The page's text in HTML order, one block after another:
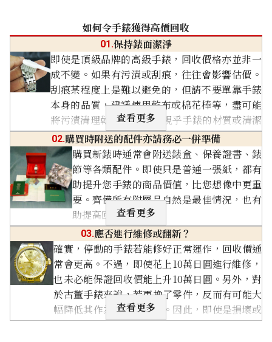
錶殼內部污垢
手錶錶殼內部堆積污垢。
不動品
手錶指針完全不動，就是不
動品。
指針折斷
手錶的指針斷裂或缺損。
錶冠缺失
錶冠缺失或丟失。
進水損壞
手錶進水，內部受損。
內部生鏽或損壞
手錶內部生鏽或部件損壞。
僅剩零件
僅剩下指針或機芯等零件。
僅剩錶殼
僅剩下錶殼，內部零件缺
失。
沒有附屬品
沒有保證書或盒子等附屬
品。
如何令手錶獲得高價回收
01.保持錶面潔淨
即使是頂級品牌的高級手錶，回收價格亦並非一
成不變。如果有污漬或刮痕，往往會影響估價。
刮痕某程度上是難以避免的，但請不要單靠手錶
本身的品質，建議使用乾布或棉花棒等，盡可能
將污漬清理乾淨。 不過，視乎手錶的材質或清潔
用品的不同，有機會反而刮傷手錶或損害表面塗
層，所以請在可行範圍內輕輕處理即可。
關閉
查看更多
02.購買時附送的配件亦請務必一併準備
購買新錶時通常會附送錶盒、保養證書、錶
節等各類配件。即使只是普通一張紙，都有
助提升您手錶的商品價值，比您想像中更重
要。齊備所有附屬品自然是最佳情況，也有
助提高回收估價。
關閉
查看更多
03.應否進行維修或翻新？
確實，停動的手錶若能修好正常運作，回收價通
常會更高。不過，即使花上10萬日圓進行維修，
也未必能保證回收價能上升10萬日圓。另外，對
於古董手錶來說，若更換了零件，反而有可能大
幅降低其作為古董的價值。因此，即使是損壞或
需要維修的手錶，建議您先聯絡我們
查看更多